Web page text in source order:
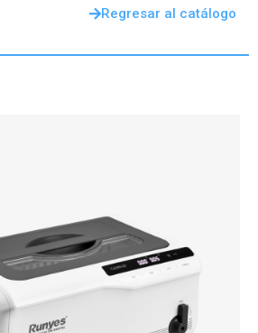
Regresar al catálogo